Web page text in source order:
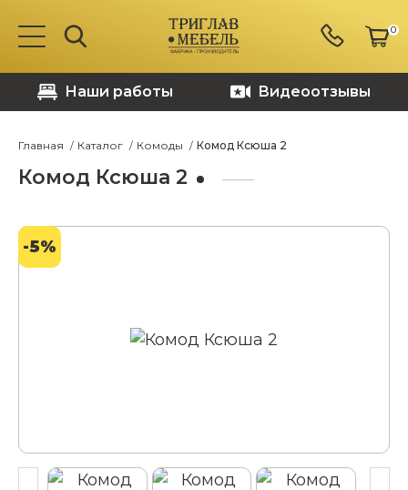
0
Наши работы Видеоотзывы
Главная Каталог Комоды Комод Ксюша 2
Комод Ксюша 2
-5%